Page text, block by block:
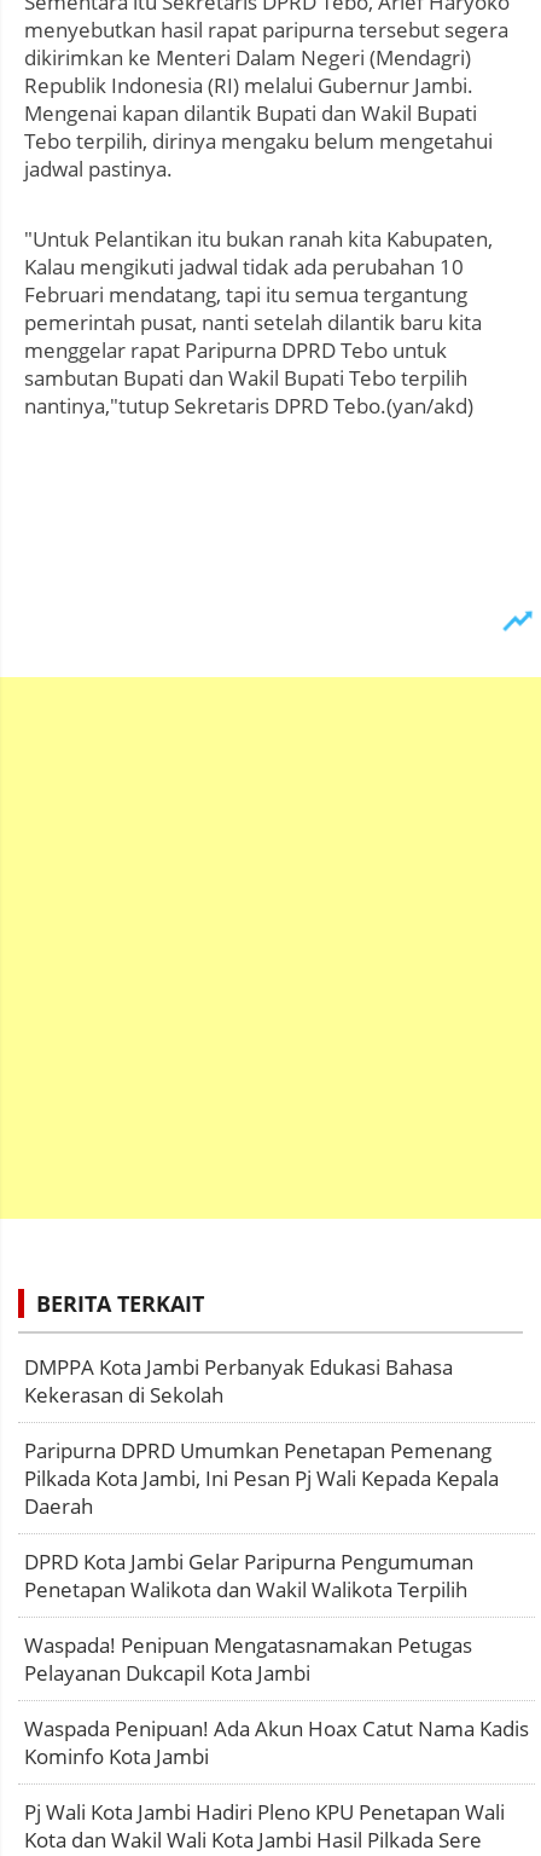
menyebutkan hasil rapat paripurna tersebut segera
dikirimkan ke Menteri Dalam Negeri (Mendagri)
Republik Indonesia (RI) melalui Gubernur Jambi.
Mengenai kapan dilantik Bupati dan Wakil Bupati
Tebo terpilih, dirinya mengaku belum mengetahui
jadwal pastinya.
"Untuk Pelantikan itu bukan ranah kita Kabupaten,
Kalau mengikuti jadwal tidak ada perubahan 10
Februari mendatang, tapi itu semua tergantung
pemerintah pusat, nanti setelah dilantik baru kita
menggelar rapat Paripurna DPRD Tebo untuk
sambutan Bupati dan Wakil Bupati Tebo terpilih
nantinya,"tutup Sekretaris DPRD Tebo.(yan/akd)
BERITA TERKAIT
DMPPA Kota Jambi Perbanyak Edukasi Bahasa
Kekerasan di Sekolah
Paripurna DPRD Umumkan Penetapan Pemenang
Pilkada Kota Jambi, Ini Pesan Pj Wali Kepada Kepala
Daerah
DPRD Kota Jambi Gelar Paripurna Pengumuman
Penetapan Walikota dan Wakil Walikota Terpilih
Waspada! Penipuan Mengatasnamakan Petugas
Pelayanan Dukcapil Kota Jambi
Waspada Penipuan! Ada Akun Hoax Catut Nama Kadis
Kominfo Kota Jambi
Pj Wali Kota Jambi Hadiri Pleno KPU Penetapan Wali
Kota dan Wakil Wali Kota Jambi Hasil Pilkada Sere